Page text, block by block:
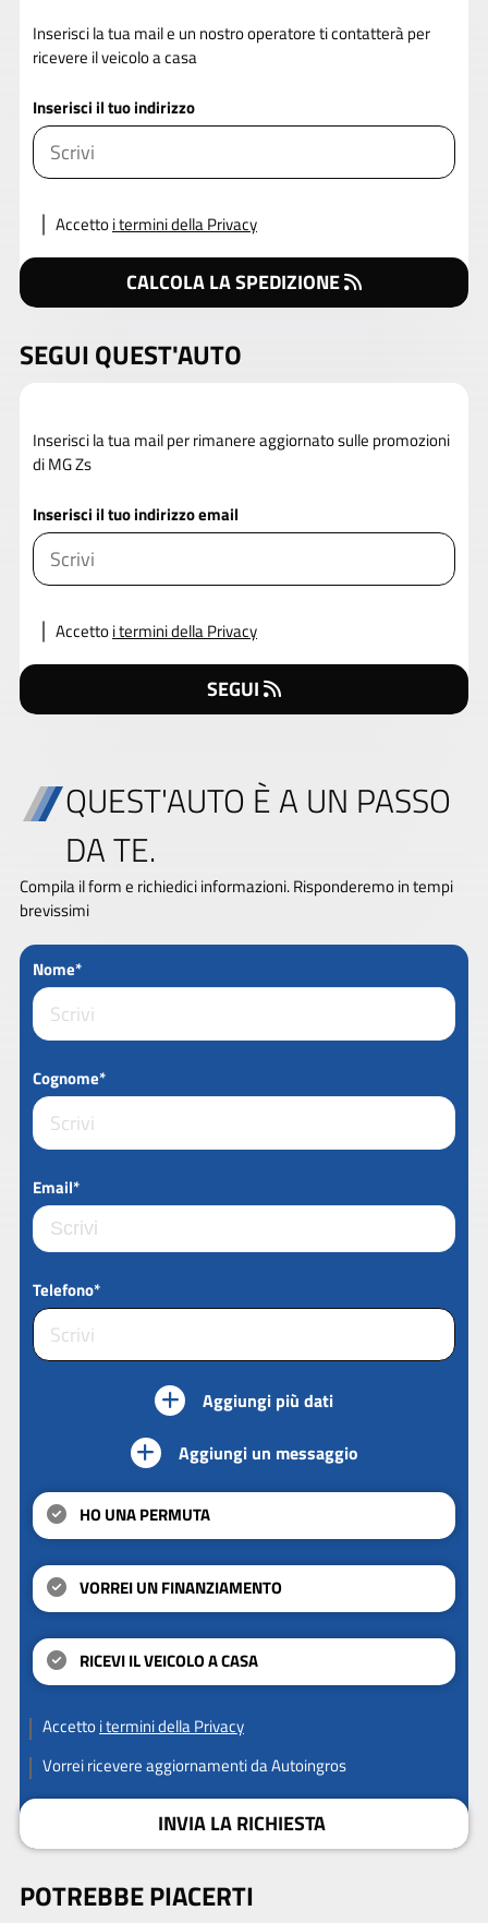
Inserisci la tua mail e un nostro operatore ti contatterà per
ricevere il veicolo a casa
Inserisci il tuo indirizzo
Accettoi termini della Privacy
CALCOLA LA SPEDIZIONE
SEGUI QUEST'AUTO
Inserisci la tua mail per rimanere aggiornato sulle promozioni
di MG Zs
Inserisci il tuo indirizzo email
Accettoi termini della Privacy
SEGUI
QUEST'AUTO È A UN PASSO
DA TE.
Compila il form e richiedici informazioni. Risponderemo in tempi
brevissimi
Nome*
Cognome*
Email*
Telefono*
Aggiungi più dati
Aggiungi un messaggio
HO UNA PERMUTA
VORREI UN FINANZIAMENTO
RICEVI IL VEICOLO A CASA
Accettoi termini della Privacy
Vorrei ricevere aggiornamenti da Autoingros
INVIA LA RICHIESTA
POTREBBE PIACERTI